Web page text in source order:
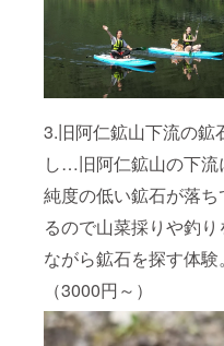
3.旧阿仁鉱山下流の鉱
し…旧阿仁鉱山の下流
純度の低い鉱石が落ち
るので山菜採りや釣り
ながら鉱石を探す体験。
（3000円～）